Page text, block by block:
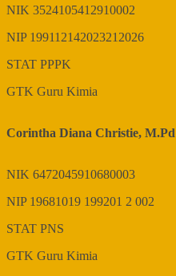
NIK 3524105412910002
NIP 199112142023212026
STAT PPPK
GTK Guru Kimia
Corintha Diana Christie, M.Pd
NIK 6472045910680003
NIP 19681019 199201 2 002
STAT PNS
GTK Guru Kimia